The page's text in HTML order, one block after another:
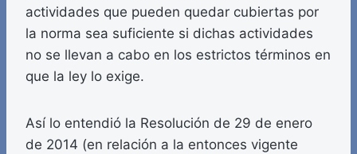
actividades que pueden quedar cubiertas por
la norma sea suficiente si dichas actividades
no se llevan a cabo en los estrictos términos en
que la ley lo exige.
Así lo entendió la Resolución de 29 de enero
de 2014 (en relación a la entonces vigente